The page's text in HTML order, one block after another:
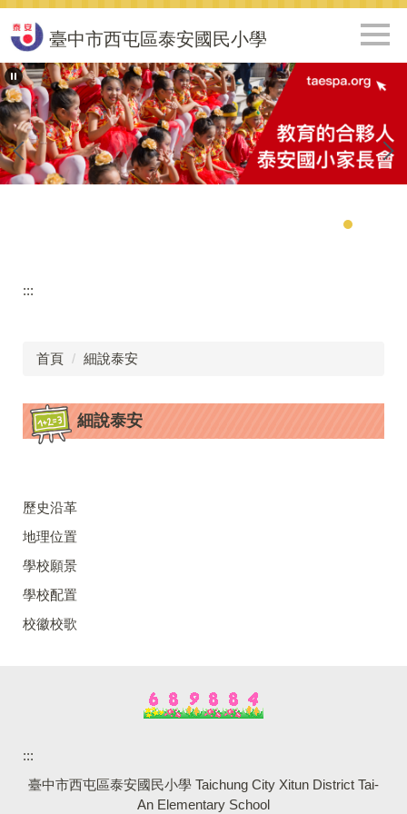
跳
到
主
要
內
容
區
臺中市西屯區泰安國民小學
:::
首頁 細說泰安
細說泰安
歷史沿革
地理位置
學校願景
學校配置
校徽校歌
:::
臺中市西屯區泰安國民小學 Taichung City Xitun District Tai-
An Elementary School